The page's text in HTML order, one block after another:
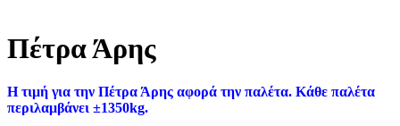
Πέτρα Άρης
Η τιμή για την Πέτρα Άρης αφορά την παλέτα. Κάθε παλέτα
περιλαμβάνει ±1350kg.